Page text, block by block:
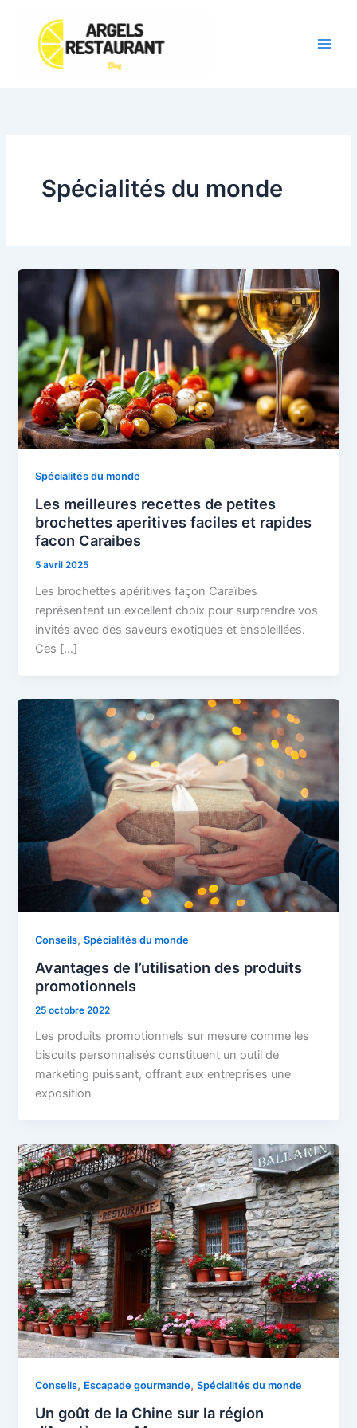
contenu
Spécialités du monde
Spécialités du monde
Les meilleures recettes de petites
brochettes aperitives faciles et rapides
facon Caraibes
5 avril 2025
Les brochettes apéritives façon Caraïbes
représentent un excellent choix pour surprendre vos
invités avec des saveurs exotiques et ensoleillées.
Ces […]
Conseils,Spécialités du monde
Avantages de l’utilisation des produits
promotionnels
25 octobre 2022
Les produits promotionnels sur mesure comme les
biscuits personnalisés constituent un outil de
marketing puissant, offrant aux entreprises une
exposition
Conseils, Escapade gourmande,Spécialités du monde
Un goût de la Chine sur la région